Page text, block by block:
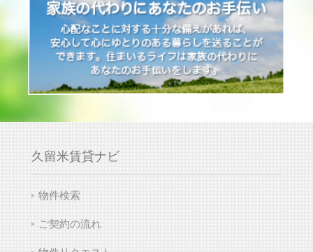
久留米賃貸ナビ
物件検索
ご契約の流れ